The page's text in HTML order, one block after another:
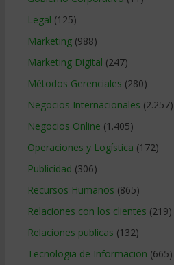
Legal (125)
Marketing(988)
Marketing Digital (247)
Métodos Gerenciales (280)
Negocios Internacionales (2.257)
Negocios Online (1.405)
Operaciones y Logística (172)
Publicidad (306)
Recursos Humanos (865)
Relaciones con los clientes (219)
Relaciones publicas (132)
Tecnologia de Informacion (665)